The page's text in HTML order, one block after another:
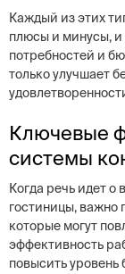
Каждый из этих
плюсы и минусы, и
потребностей и
только улучшает
Ключевые
системы
Когда речь идет о
гостиницы, важно
которые могут
эффективность
повысить уровень